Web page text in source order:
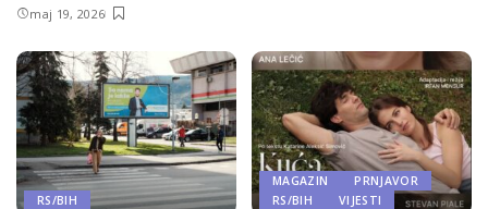
maj 19, 2026
RS/BIH
MAGAZIN
PRNJAVOR
RS/BIH
VIJESTI